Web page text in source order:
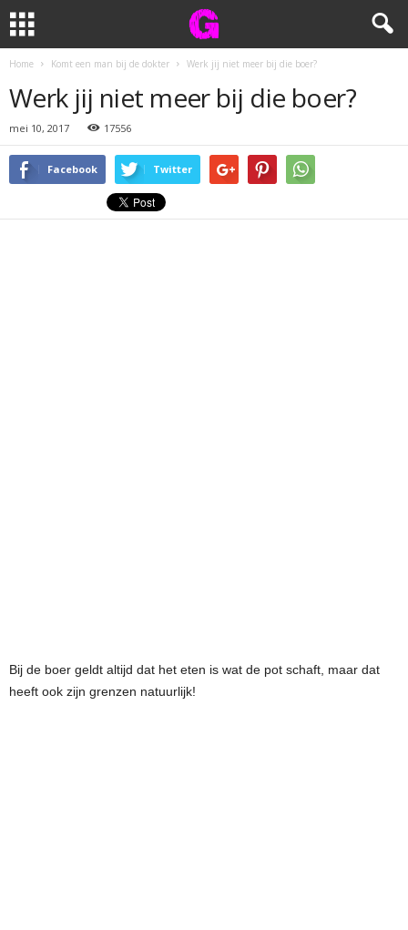
Home Komt een man bij de dokter Werk jij niet meer bij die boer?
Werk jij niet meer bij die boer?
mei 10, 2017 17556
Facebook Twitter
Bij de boer geldt altijd dat het eten is wat de pot schaft, maar dat
heeft ook zijn grenzen natuurlijk!